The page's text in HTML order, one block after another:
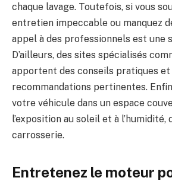
chaque lavage. Toutefois, si vous
entretien impeccable ou manquez
appel à des professionnels est une
D’ailleurs, des sites spécialisés
apportent des conseils pratiques et
recommandations pertinentes.
votre véhicule dans un espace
l’exposition au soleil et à l’humidité,
carrosserie.
Entretenez le moteur